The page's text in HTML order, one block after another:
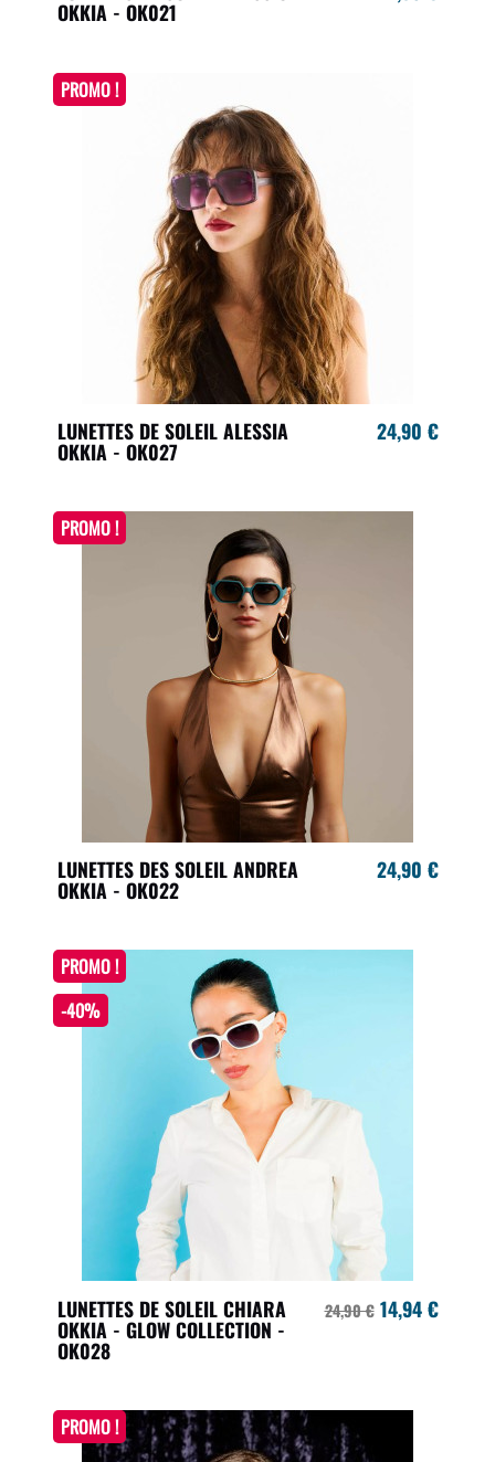
OKKIA - OK021
LUNETTES DE SOLEIL ALESSIA
OKKIA - OK027
24,90 €
PROMO !
LUNETTES DES SOLEIL ANDREA
OKKIA - OK022
24,90 €
PROMO !
LUNETTES DE SOLEIL CHIARA
OKKIA - GLOW COLLECTION -
OK028
24,90 € 14,94 €
PROMO !
-40%
PROMO !